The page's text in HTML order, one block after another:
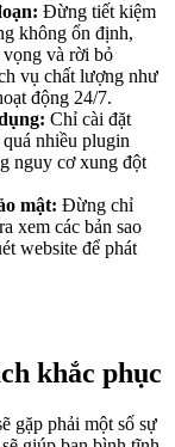
Đừng tiết kiệm
không ổn định,
vọng và rời bỏ
vụ chất lượng như
động 24/7.
Chỉ cài đặt
nhiều plugin
nguy cơ xung đột
mật: Đừng chỉ
xem các bản sao
website để phát
khắc phục
gặp phải một số sự